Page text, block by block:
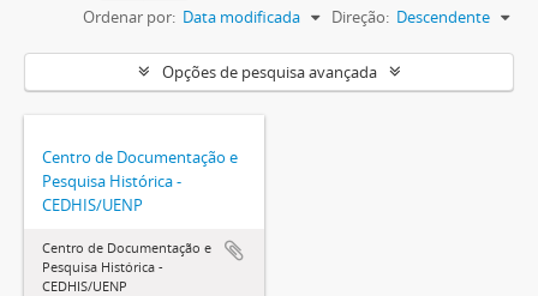
Ordenar por: Data modificada Direção: Descendente
Opções de pesquisa avançada
Centro de Documentação e
Pesquisa Histórica -
CEDHIS/UENP
Centro de Documentação e
Pesquisa Histórica -
CEDHIS/UENP